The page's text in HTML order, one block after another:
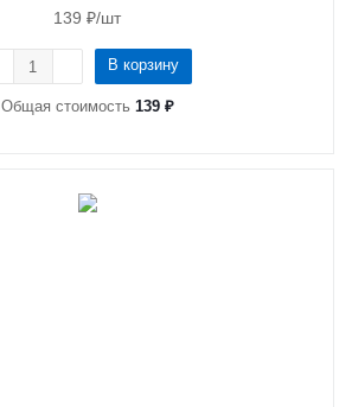
139 ₽/шт
В корзину
Общая стоимость 139 ₽